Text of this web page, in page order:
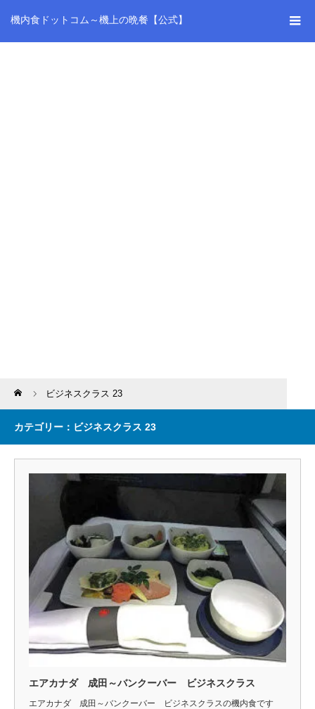
機内食ドットコム～機上の晩餐【公式】
Home ビジネスクラス 23
カテゴリー：ビジネスクラス 23
エアカナダ 成田～バンクーバー ビジネスクラス
エアカナダ 成田～バンクーバー ビジネスクラスの機内食です